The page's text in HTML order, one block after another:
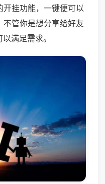
挂功能，一键便可以
管你是想分享给好友
满足需求。